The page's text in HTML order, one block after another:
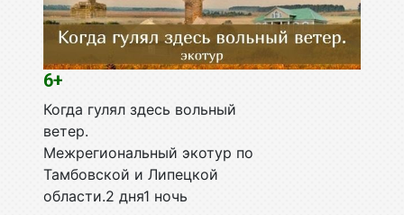
6+
Когда гулял здесь вольный
ветер.
Межрегиональный экотур по
Тамбовской и Липецкой
области.2 дня1 ночь